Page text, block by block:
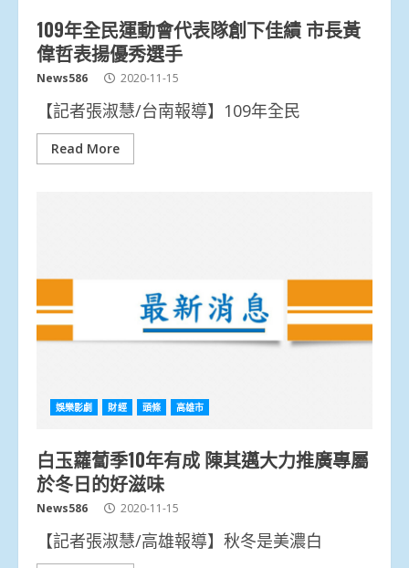
109年全民運動會代表隊創下佳績 市長黃
偉哲表揚優秀選手
News586 2020-11-15
【記者張淑慧/台南報導】109年全民
Read More
娛樂影劇 財經 頭條 高雄市
白玉蘿蔔季10年有成 陳其邁大力推廣專屬
於冬日的好滋味
News586 2020-11-15
【記者張淑慧/高雄報導】秋冬是美濃白